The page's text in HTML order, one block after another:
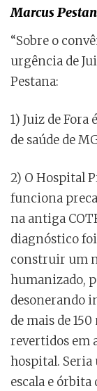
Marcus
“Sobre o
urgência de
Pestana:
1) Juiz de
de saúde de
2) O Hospital
funciona
na antiga
diagnóstico foi
construir um
humanizado,
desonerando
de mais de
revertidos em
hospital. Seria
escala e órbita